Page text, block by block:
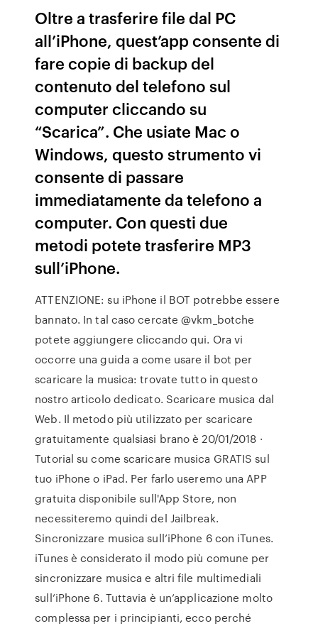
Oltre a trasferire file dal PC
all’iPhone, quest’app consente di
fare copie di backup del
contenuto del telefono sul
computer cliccando su
“Scarica”. Che usiate Mac o
Windows, questo strumento vi
consente di passare
immediatamente da telefono a
computer. Con questi due
metodi potete trasferire MP3
sull’iPhone.
ATTENZIONE: su iPhone il BOT potrebbe essere
bannato. In tal caso cercate @vkm_botche
potete aggiungere cliccando qui. Ora vi
occorre una guida a come usare il bot per
scaricare la musica: trovate tutto in questo
nostro articolo dedicato. Scaricare musica dal
Web. Il metodo più utilizzato per scaricare
gratuitamente qualsiasi brano è 20/01/2018 ·
Tutorial su come scaricare musica GRATIS sul
tuo iPhone o iPad. Per farlo useremo una APP
gratuita disponibile sull'App Store, non
necessiteremo quindi del Jailbreak.
Sincronizzare musica sull’iPhone 6 con iTunes.
iTunes è considerato il modo più comune per
sincronizzare musica e altri file multimediali
sull’iPhone 6. Tuttavia è un’applicazione molto
complessa per i principianti, ecco perché